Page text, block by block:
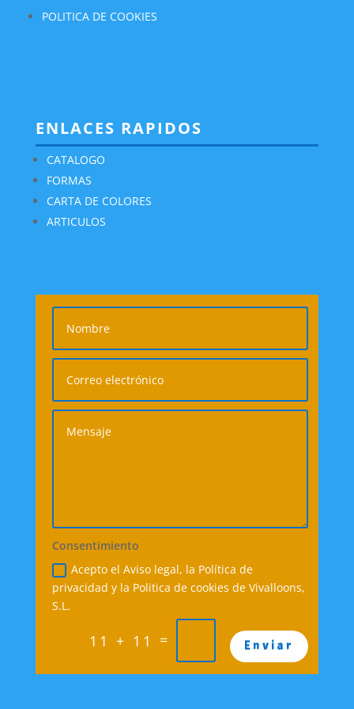
POLITICA DE COOKIES
ENLACES RAPIDOS
CATALOGO
FORMAS
CARTA DE COLORES
ARTICULOS
Consentimiento
Acepto el Aviso legal, la Política de
privacidad y la Politica de cookies de Vivalloons,
S.L.
11 + 11 = Enviar